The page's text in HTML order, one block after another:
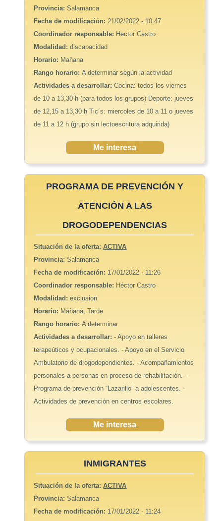
Provincia:Salamanca
Fecha de modificación: 21/02/2022 - 10:47
Coordinador responsable: Hector Castro
Modalidad:discapacidad
Horario: Mañana
Rango horario:A determinar según la actividad
Actividades a desarrollar:Cocina: todos los viernes
de 10 a 13,30 h (para todos los grupos) Deporte: jueves
de 12,15 a 13,30 h Tic´s: miercoles de 10 a 11 o jueves
de 11 a 12 h (grupo sin lectoescritura adquirida)
Me interesa
PROGRAMA DE PREVENCIÓN Y
ATENCIÓN A LAS
DROGODEPENDENCIAS
Situación de la oferta:ACTIVA
Provincia:Salamanca
Fecha de modificación: 17/01/2022 - 11:26
Coordinador responsable: Héctor Castro
Modalidad:exclusion
Horario: Mañana, Tarde
Rango horario:A determinar
Actividades a desarrollar:- Apoyo en talleres
terapeúticos y ocupacionales. - Apoyo en el Servicio
Ambulatorio de drogodependientes. - Acompañamientos
personales a personas en proceso de rehabilitación. -
Programa de prevención “Lazarillo” a adolescentes. -
Actividades de prevención en centros escolares.
Me interesa
INMIGRANTES
Situación de la oferta:ACTIVA
Provincia:Salamanca
Fecha de modificación: 17/01/2022 - 11:24